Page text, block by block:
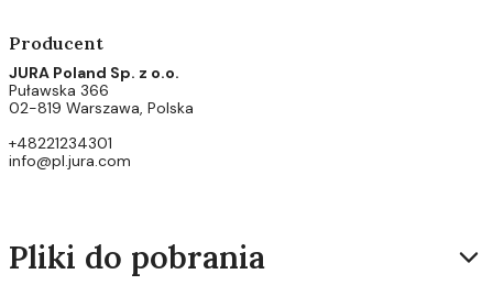
Producent
JURA Poland Sp. z o.o.
Puławska 366
02-819 Warszawa, Polska
+48221234301
info@pl.jura.com
Pliki do pobrania